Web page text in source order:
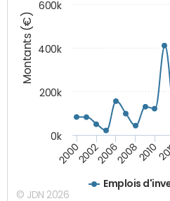
Montants (€)
Emplois
20002002200620082010
0k
200k
400k
600k
© JDN 2026